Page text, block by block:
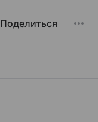
Поделиться